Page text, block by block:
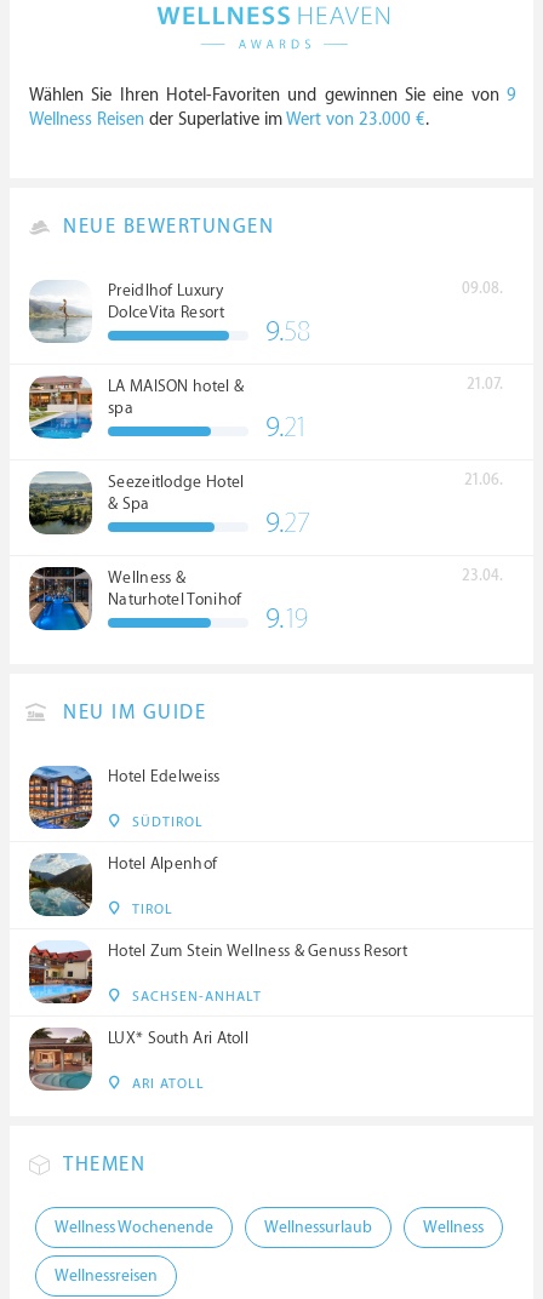
Wählen Sie Ihren Hotel-Favoriten und gewinnen Sie eine von 9
Wellness Reisen der Superlative imWert von 23.000 €.
NEUE BEWERTUNGEN
Preidlhof Luxury
DolceVita Resort
*****
09.08.
9.58
LA MAISON hotel &
spa
21.07.
9.21
Seezeitlodge Hotel
& Spa
21.06.
9.27
Wellness &
Naturhotel Tonihof
****S
23.04.
9.19
NEU IM GUIDE
Hotel Edelweiss
SÜDTIROL
Hotel Alpenhof
TIROL
Hotel Zum Stein Wellness & Genuss Resort
SACHSEN-ANHALT
LUX* South Ari Atoll
ARI ATOLL
THEMEN
Wellness Wochenende Wellnessurlaub Wellness
Wellnessreisen